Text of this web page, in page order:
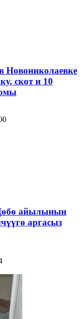
Новониколаевке
скот и 10
айылынын
аргасыз